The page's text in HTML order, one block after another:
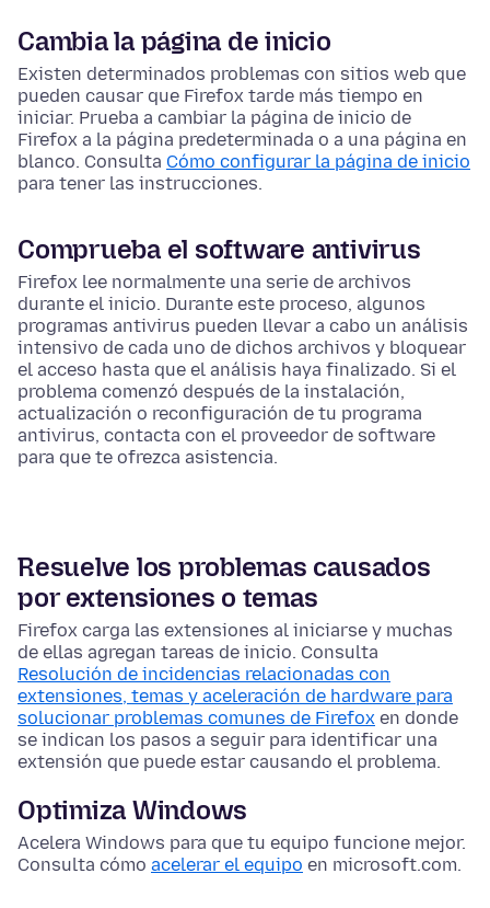
Cambia la página de inicio
Existen determinados problemas con sitios web que
pueden causar que Firefox tarde más tiempo en
iniciar. Prueba a cambiar la página de inicio de
Firefox a la página predeterminada o a una página en
blanco. Consulta Cómo configurar la página de inicio
para tener las instrucciones.
Comprueba el software antivirus
Firefox lee normalmente una serie de archivos
durante el inicio. Durante este proceso, algunos
programas antivirus pueden llevar a cabo un análisis
intensivo de cada uno de dichos archivos y bloquear
el acceso hasta que el análisis haya finalizado. Si el
problema comenzó después de la instalación,
actualización o reconfiguración de tu programa
antivirus, contacta con el proveedor de software
para que te ofrezca asistencia.
Resuelve los problemas causados
por extensiones o temas
Firefox carga las extensiones al iniciarse y muchas
de ellas agregan tareas de inicio. Consulta
Resolución de incidencias relacionadas con
extensiones, temas y aceleración de hardware para
solucionar problemas comunes de Firefox en donde
se indican los pasos a seguir para identificar una
extensión que puede estar causando el problema.
Optimiza Windows
Acelera Windows para que tu equipo funcione mejor.
Consulta cómo acelerar el equipo en microsoft.com.